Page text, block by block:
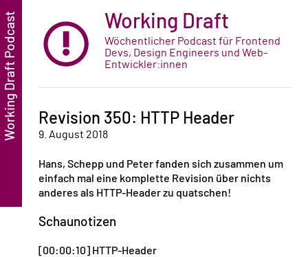
Working Draft
Wöchentlicher Podcast für Frontend
Devs, Design Engineers und Web-
Entwickler:innen
Revision 350: HTTP Header
9. August 2018
Hans, Schepp und Peter fanden sich zusammen um
einfach mal eine komplette Revision über nichts
anderes als HTTP-Header zu quatschen!
Schaunotizen
[00:00:10] HTTP-Header